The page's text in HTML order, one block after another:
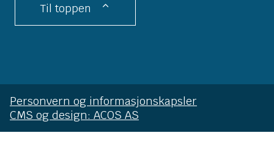
Til toppen
Personvern og informasjonskapsler
CMS og design: ACOS AS